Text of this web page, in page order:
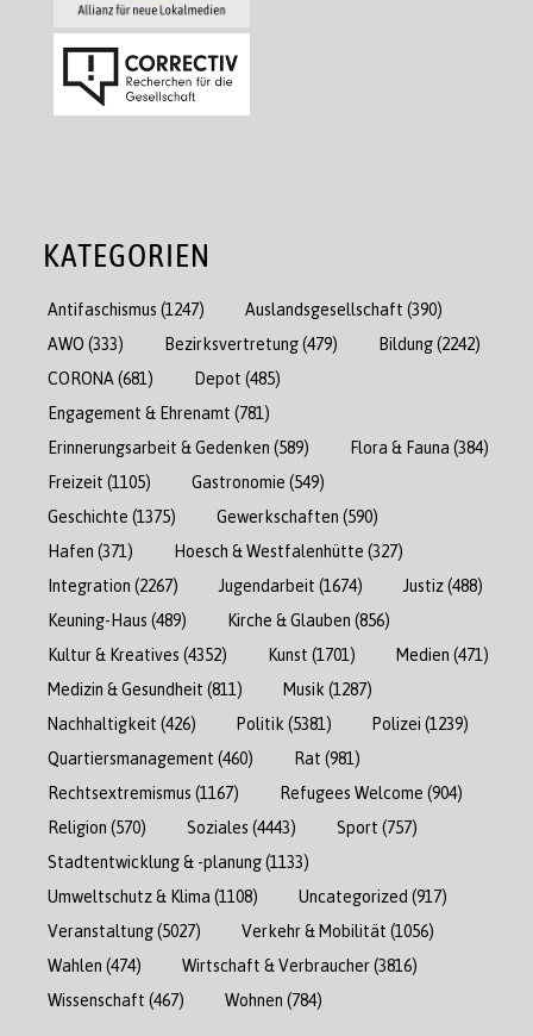
KATEGORIEN
Antifaschismus (1247) Auslandsgesellschaft (390)
AWO (333) Bezirksvertretung(479) Bildung(2242)
CORONA (681) Depot (485)
Engagement & Ehrenamt (781)
Erinnerungsarbeit & Gedenken (589) Flora & Fauna (384)
Freizeit (1105) Gastronomie (549)
Geschichte (1375) Gewerkschaften (590)
Hafen (371) Hoesch & Westfalenhütte (327)
Integration (2267) Jugendarbeit (1674) Justiz(488)
Keuning-Haus (489) Kirche & Glauben (856)
Kultur & Kreatives (4352) Kunst (1701) Medien (471)
Medizin & Gesundheit (811) Musik (1287)
Nachhaltigkeit (426) Politik (5381) Polizei (1239)
Quartiersmanagement (460) Rat (981)
Rechtsextremismus (1167) Refugees Welcome (904)
Religion (570) Soziales (4443) Sport (757)
Stadtentwicklung & -planung(1133)
Umweltschutz & Klima (1108) Uncategorized (917)
Veranstaltung(5027) Verkehr & Mobilität (1056)
Wahlen (474) Wirtschaft & Verbraucher(3816)
Wissenschaft (467) Wohnen (784)